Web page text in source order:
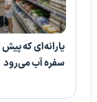
یارانه‌ای که
سفره آب می‌رود